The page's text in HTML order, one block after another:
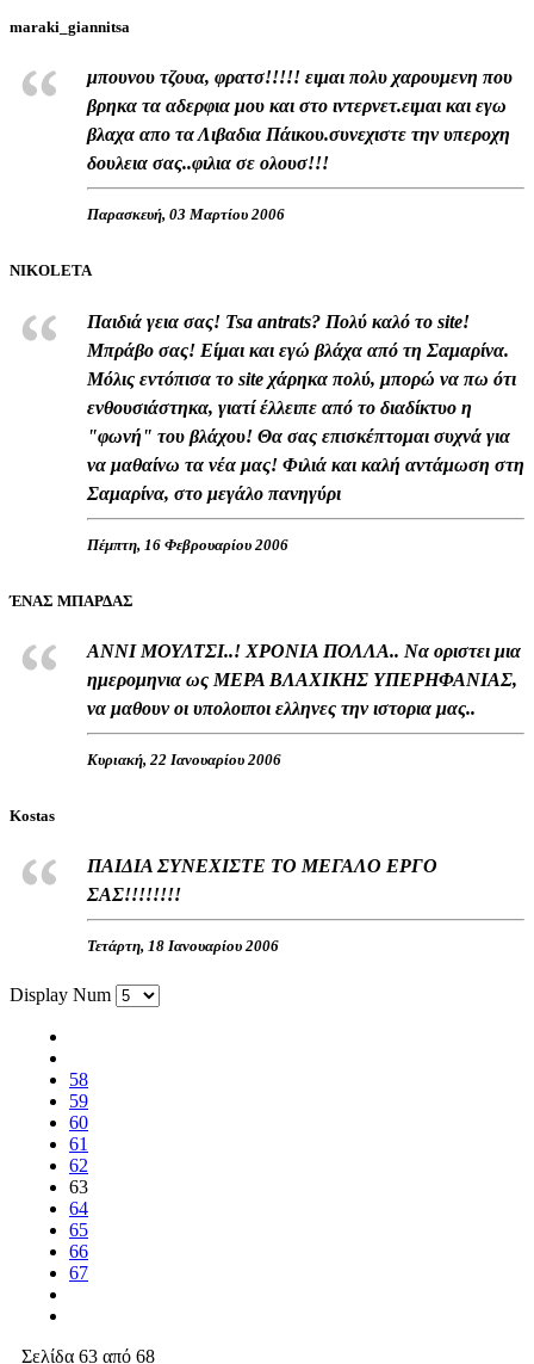
maraki_giannitsa
μπουνου τζουα, φρατσ!!!!! ειμαι πολυ χαρουμενη που
βρηκα τα αδερφια μου και στο ιντερνετ.ειμαι και εγω
βλαχα απο τα Λιβαδια Πάικου.συνεχιστε την υπεροχη
δουλεια σας..φιλια σε ολουσ!!!
Παρασκευή, 03 Μαρτίου 2006
NIKOLETA
Παιδιά γεια σας! Tsa antrats? Πολύ καλό το site!
Μπράβο σας! Είμαι και εγώ βλάχα από τη Σαμαρίνα.
Μόλις εντόπισα το site χάρηκα πολύ, μπορώ να πω ότι
ενθουσιάστηκα, γιατί έλλειπε από το διαδίκτυο η
"φωνή" του βλάχου! Θα σας επισκέπτομαι συχνά για
να μαθαίνω τα νέα μας! Φιλιά και καλή αντάμωση στη
Σαμαρίνα, στο μεγάλο πανηγύρι
Πέμπτη, 16 Φεβρουαρίου 2006
ΈΝΑΣ ΜΠΑΡΔΑΣ
ΑΝΝΙ ΜΟΥΛΤΣΙ..! ΧΡΟΝΙΑ ΠΟΛΛΑ.. Να οριστει μια
ημερομηνια ως ΜΕΡΑ ΒΛΑΧΙΚΗΣ ΥΠΕΡΗΦΑΝΙΑΣ,
να μαθουν οι υπολοιποι ελληνες την ιστορια μας..
Κυριακή, 22 Ιανουαρίου 2006
Kostas
ΠΑΙΔΙΑ ΣΥΝΕΧΙΣΤΕ ΤΟ ΜΕΓΑΛΟ ΕΡΓΟ
ΣΑΣ!!!!!!!!
Τετάρτη, 18 Ιανουαρίου 2006
Display Num
58
59
60
61
62
63
64
65
66
67
Σελίδα 63 από 68